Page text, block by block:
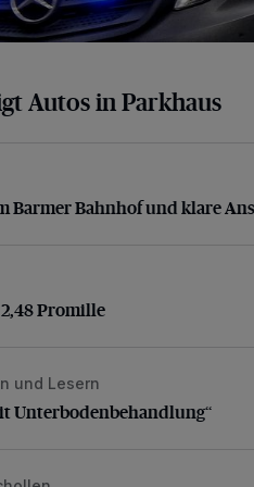
Autos in Parkhaus
Barmer Bahnhof und klare
Barmer Bahnhof und klare
Promille
Promille
Unterbodenbehandlung“
und Lesern
Unterbodenbehandlung“